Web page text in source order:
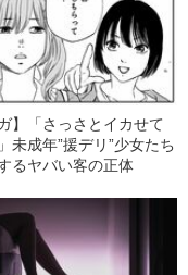
ガ】「さっさとイカせて
未成年”援デリ”少女たち
るヤバい客の正体